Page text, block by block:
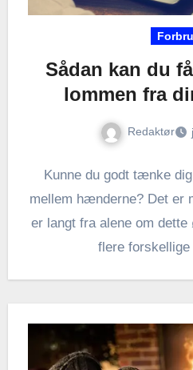
Sådan kan du
lommen fra
Redaktør
Kunne du godt tænke
mellem hænderne? Det er
er langt fra alene om
flere